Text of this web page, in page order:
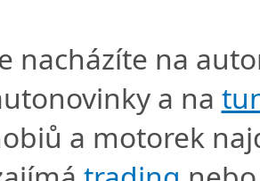
nacházíte na
a na
a motorek